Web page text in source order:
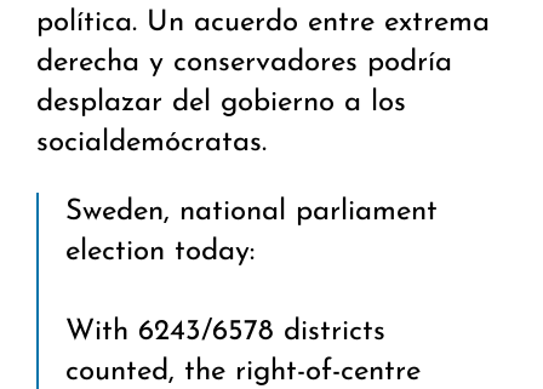
política. Un acuerdo entre extrema
derecha y conservadores podría
desplazar del gobierno a los
socialdemócratas.
Sweden, national parliament
election today:
With 6243/6578 districts
counted, the right-of-centre